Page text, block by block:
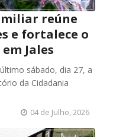
reúne
e fortalece o
Jales
sábado, dia 27, a
da Cidadania
04 de Julho, 2026